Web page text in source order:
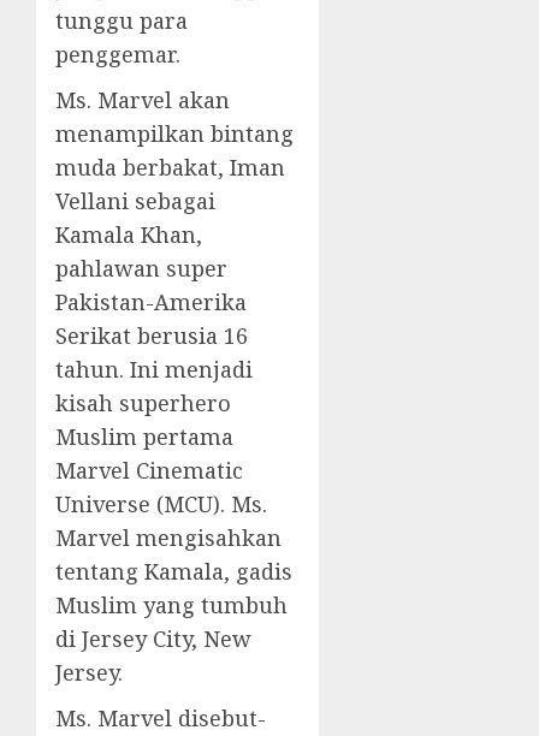
tunggu para
penggemar.
Ms. Marvel akan
menampilkan bintang
muda berbakat, Iman
Vellani sebagai
Kamala Khan,
pahlawan super
Pakistan-Amerika
Serikat berusia 16
tahun. Ini menjadi
kisah superhero
Muslim pertama
Marvel Cinematic
Universe (MCU). Ms.
Marvel mengisahkan
tentang Kamala, gadis
Muslim yang tumbuh
di Jersey City, New
Jersey.
Ms. Marvel disebut-